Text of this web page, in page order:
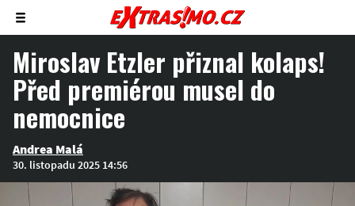
Zobrazit/skrýt
menu
Miroslav Etzler přiznal kolaps!
Před premiérou musel do
nemocnice
Andrea Malá
30. listopadu 2025 14:56